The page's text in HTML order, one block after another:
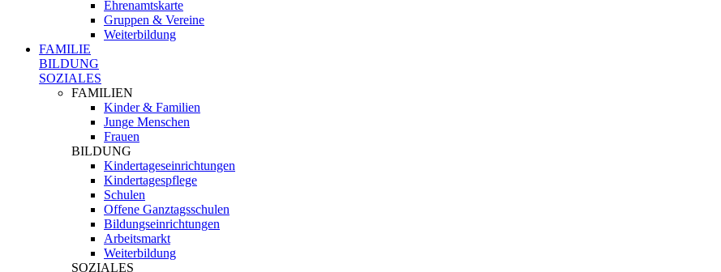
Ehrenamtskarte
Gruppen & Vereine
Weiterbildung
FAMILIE
BILDUNG
SOZIALES
FAMILIEN
Kinder & Familien
Junge Menschen
Frauen
BILDUNG
Kindertageseinrichtungen
Kindertagespflege
Schulen
Offene Ganztagsschulen
Bildungseinrichtungen
Arbeitsmarkt
Weiterbildung
SOZIALES